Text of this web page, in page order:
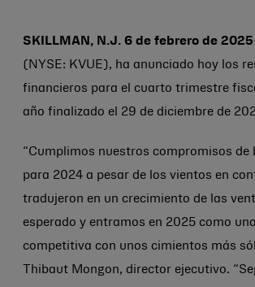
SKILLMAN, N.J. 6 de febrero de 2025
(NYSE: KVUE), ha anunciado hoy los
financieros para el cuarto trimestre
año finalizado el 29 de diciembre de
“Cumplimos nuestros compromisos de
para 2024 a pesar de los vientos en
tradujeron en un crecimiento de las
esperado y entramos en 2025 como
competitiva con unos cimientos más
Thibaut Mongon, director ejecutivo.